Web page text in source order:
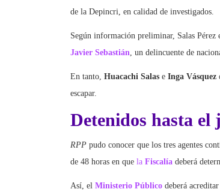
de la Depincri, en calidad de investigados.
Según información preliminar, Salas Pérez
Javier Sebastián, un delincuente de
En tanto, Huacachi Salas e Inga Vásquez
escapar.
Detenidos hasta el
RPP pudo conocer que los tres agentes
de 48 horas en que la Fiscalía deberá
Así, el Ministerio Público deberá